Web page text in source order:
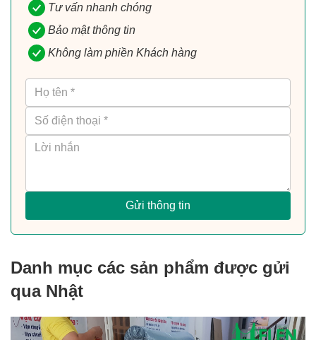
Tư vấn nhanh chóng
Bảo mật thông tin
Không làm phiền Khách hàng
Gửi thông tin
Danh mục các sản phẩm được gửi
qua Nhật